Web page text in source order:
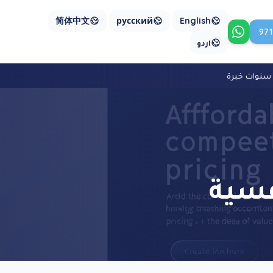
تواصل معنا على واتساب
English
русский
简体中文
اردو